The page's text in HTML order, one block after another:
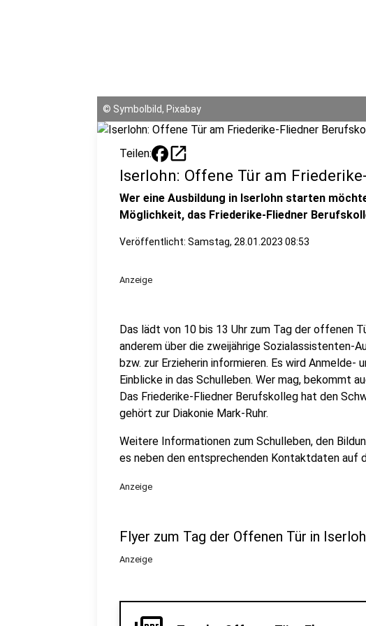
© Symbolbild, Pixabay
Teilen: open_in_new
Iserlohn: Offene Tür am
Wer eine Ausbildung in Iserlohn starten
Möglichkeit, das Friederike-Fliedner
Veröffentlicht: Samstag, 28.01.2023 08:53
Anzeige
Das lädt von 10 bis 13 Uhr zum Tag der offenen
anderem über die zweijährige Sozialassistenten-
bzw. zur Erzieherin informieren. Es wird Anmelde-
Einblicke in das Schulleben. Wer mag, bekommt
Das Friederike-Fliedner Berufskolleg hat den
gehört zur Diakonie Mark-Ruhr.
Weitere Informationen zum Schulleben, den
es neben den entsprechenden Kontaktdaten auf
Anzeige
Flyer zum Tag der Offenen Tür in
Anzeige